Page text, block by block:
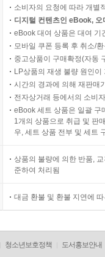
소비자의 요청에 따라 개별
디지털 컨텐츠인 eBook,
eBook 대여 상품은 대여 기
모바일 쿠폰 등록 후 취소/
중고상품이 구매확정(자동
LP상품의 재생 불량 원인
시간의 경과에 의해 재판매
전자상거래 등에서의 소비
eBook 세트 상품은 일괄 구
1개의 상품으로 취급 및 판
우, 세트 상품 전부 및 세트
상품의 불량에 의한 반품,
준하여 처리됨
대금 환불 및 환불 지연에
청소년보호정책 도서홍보안내